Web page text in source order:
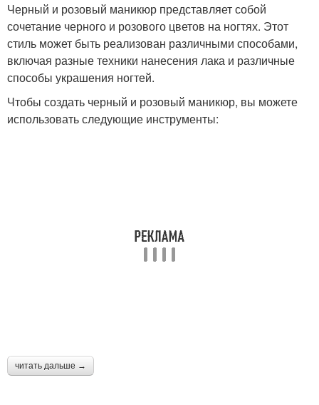
Черный и розовый маникюр представляет собой
сочетание черного и розового цветов на ногтях. Этот
стиль может быть реализован различными способами,
включая разные техники нанесения лака и различные
способы украшения ногтей.
Чтобы создать черный и розовый маникюр, вы можете
использовать следующие инструменты:
читать дальше →